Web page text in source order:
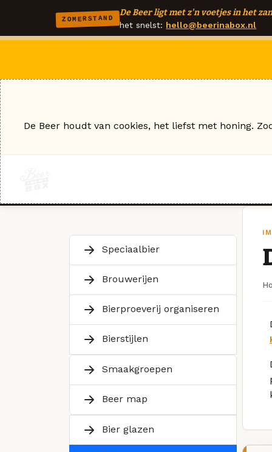
ZOMERSTAND
De Beer ligt met z'n voetjes in het
het snelst: hello@beerinabox.nl
Speciaalbier
Brouwerijen
Bierproeverij organiseren
Bierstijlen
Smaakgroepen
Beer map
Bier glazen
De Beer houdt van cookies, het liefst met honing.